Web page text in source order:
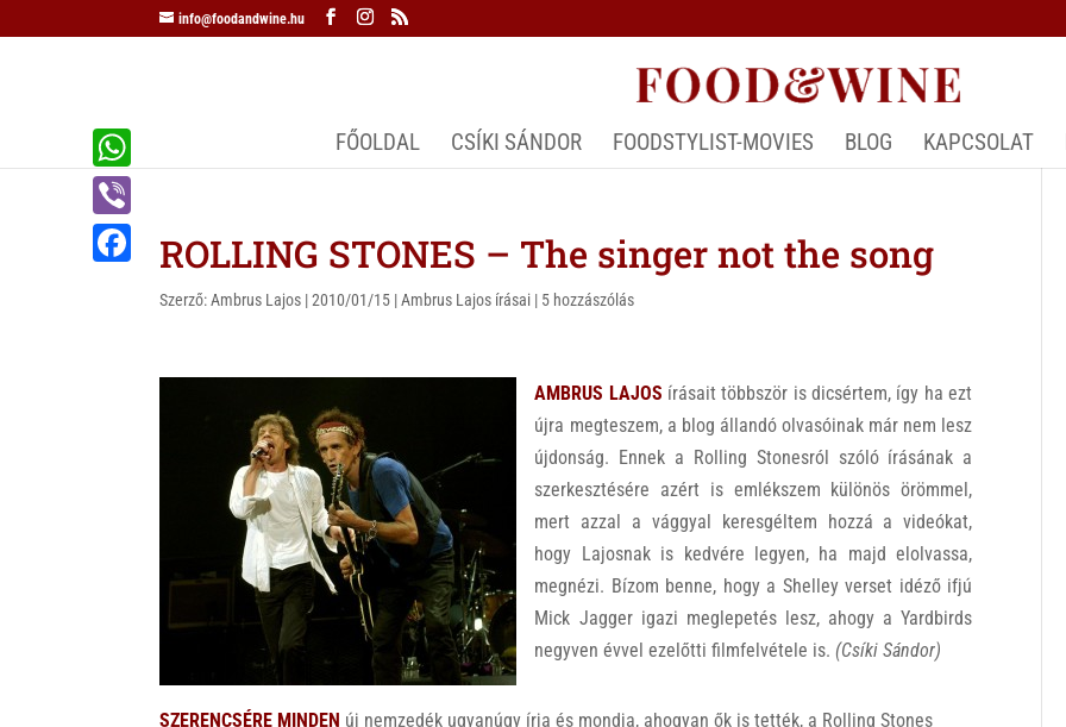
info@foodandwine.hu
FŐOLDAL CSÍKI SÁNDOR FOODSTYLIST-MOVIES BLOG KAPCSOLAT
ROLLING STONES – The singer not the song
Szerző:Ambrus Lajos |2010/01/15 |Ambrus Lajos írásai | 5 hozzászólás
AMBRUS LAJOS írásait többször is dicsértem, így ha ezt
újra megteszem, a blog állandó olvasóinak már nem lesz
újdonság. Ennek a Rolling Stonesról szóló írásának a
szerkesztésére azért is emlékszem különös örömmel,
mert azzal a vággyal keresgéltem hozzá a videókat,
hogy Lajosnak is kedvére legyen, ha majd elolvassa,
megnézi. Bízom benne, hogy a Shelley verset idéző ifjú
Mick Jagger igazi meglepetés lesz, ahogy a Yardbirds
negyven évvel ezelőtti filmfelvétele is. (Csíki Sándor)
SZERENCSÉRE MINDEN új nemzedék ugyanúgy írja és mondja, ahogyan ők is tették, a Rolling Stones
W
h
a
V